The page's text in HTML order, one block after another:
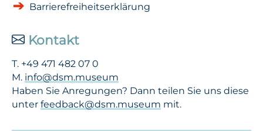
Barrierefreiheits­erklärung
Kontakt
T. +49 471 482 07 0
M. info@dsm.museum
Haben Sie Anregungen? Dann teilen Sie uns diese
unter feedback@dsm.museum mit.